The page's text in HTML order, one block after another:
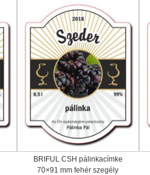
BRIFUL CSH pálinkacímke
70×91 mm fehér szegély